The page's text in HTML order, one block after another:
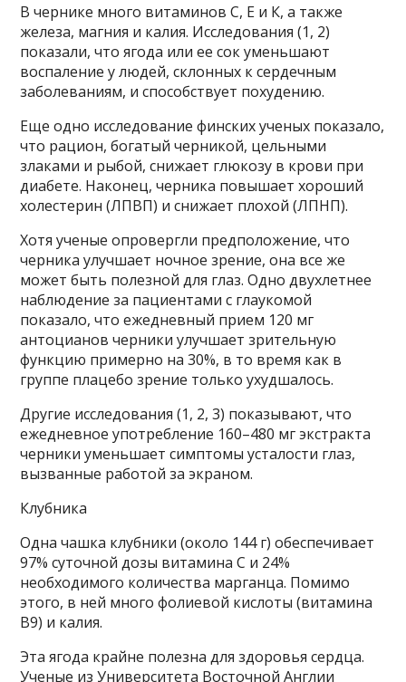
В чернике много витаминов C, E и К, а также
железа, магния и калия. Исследования (1, 2)
показали, что ягода или ее сок уменьшают
воспаление у людей, склонных к сердечным
заболеваниям, и способствует похудению.
Еще одно исследование финских ученых показало,
что рацион, богатый черникой, цельными
злаками и рыбой, снижает глюкозу в крови при
диабете. Наконец, черника повышает хороший
холестерин (ЛПВП) и снижает плохой (ЛПНП).
Хотя ученые опровергли предположение, что
черника улучшает ночное зрение, она все же
может быть полезной для глаз. Одно двухлетнее
наблюдение за пациентами с глаукомой
показало, что ежедневный прием 120 мг
антоцианов черники улучшает зрительную
функцию примерно на 30%, в то время как в
группе плацебо зрение только ухудшалось.
Другие исследования (1, 2, 3) показывают, что
ежедневное употребление 160–480 мг экстракта
черники уменьшает симптомы усталости глаз,
вызванные работой за экраном.
Клубника
Одна чашка клубники (около 144 г) обеспечивает
97% суточной дозы витамина С и 24%
необходимого количества марганца. Помимо
этого, в ней много фолиевой кислоты (витамина
В9) и калия.
Эта ягода крайне полезна для здоровья сердца.
Ученые из Университета Восточной Англии